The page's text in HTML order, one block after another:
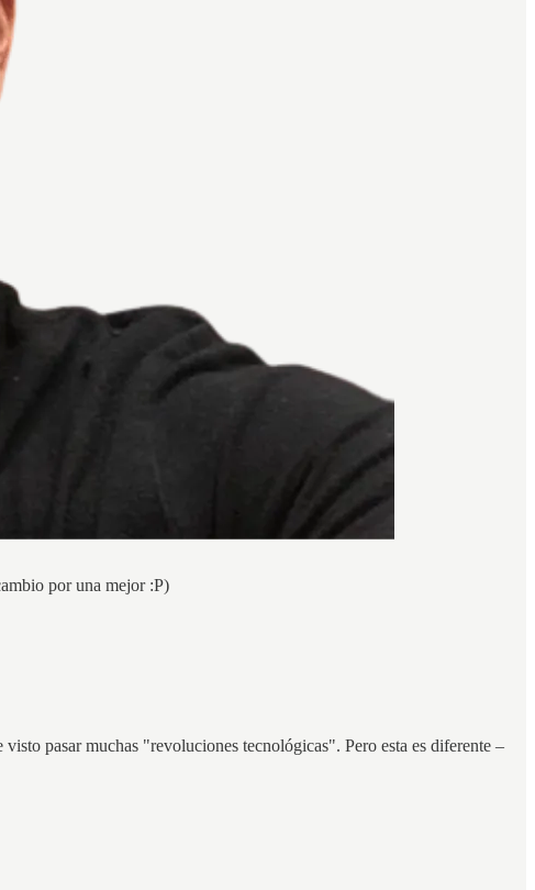
por una mejor :P)
pasar muchas "revoluciones tecnológicas". Pero esta es diferente –